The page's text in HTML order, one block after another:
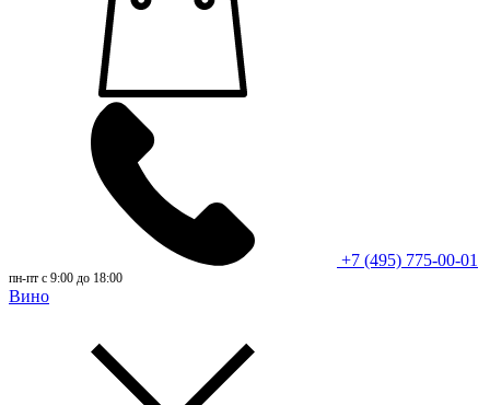
+7 (495) 775-00-01
пн-пт с 9:00 до 18:00
Вино